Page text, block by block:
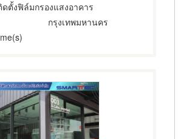
ดตั้งฟิล์มกรองแสงอาคาร
กรุงเทพมหานคร